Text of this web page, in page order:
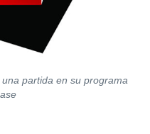
partida en su programa